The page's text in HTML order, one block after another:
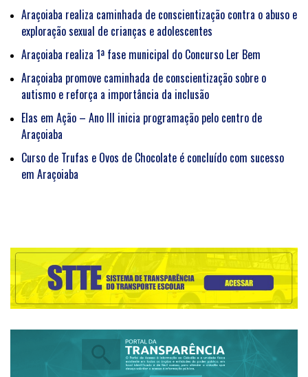
Araçoiaba realiza caminhada de conscientização contra o abuso e
exploração sexual de crianças e adolescentes
Araçoiaba realiza 1ª fase municipal do Concurso Ler Bem
Araçoiaba promove caminhada de conscientização sobre o
autismo e reforça a importância da inclusão
Elas em Ação – Ano III inicia programação pelo centro de
Araçoiaba
Curso de Trufas e Ovos de Chocolate é concluído com sucesso
em Araçoiaba